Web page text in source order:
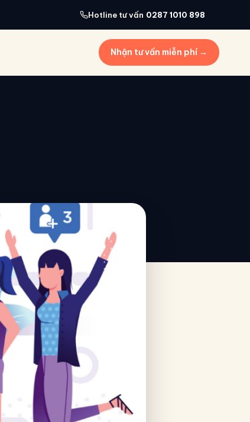
Hotline tư vấn 0287 1010 898
Nhận tư vấn miễn phí →